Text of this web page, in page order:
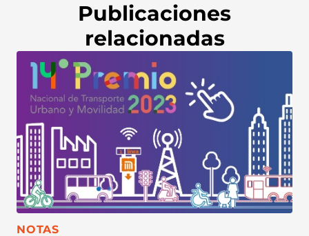
Publicaciones
relacionadas
CATEGORÍA:
NOTAS